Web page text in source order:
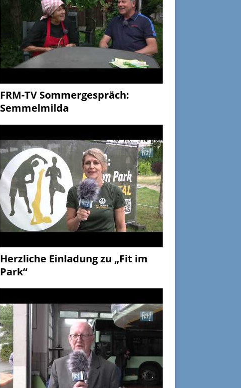
FRM-TV Sommergespräch:
Semmelmilda
Herzliche Einladung zu „Fit im
Park“